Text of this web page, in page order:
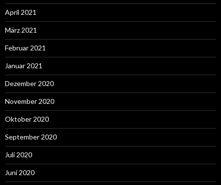
April 2021
März 2021
Februar 2021
Januar 2021
Dezember 2020
November 2020
Oktober 2020
September 2020
Juli 2020
Juni 2020